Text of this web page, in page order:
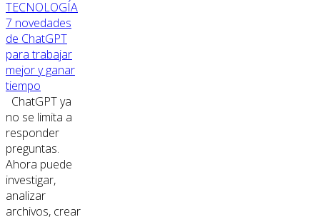
TECNOLOGÍA
7 novedades
de ChatGPT
para trabajar
mejor y ganar
tiempo
ChatGPT ya
no se limita a
responder
preguntas.
Ahora puede
investigar,
analizar
archivos, crear